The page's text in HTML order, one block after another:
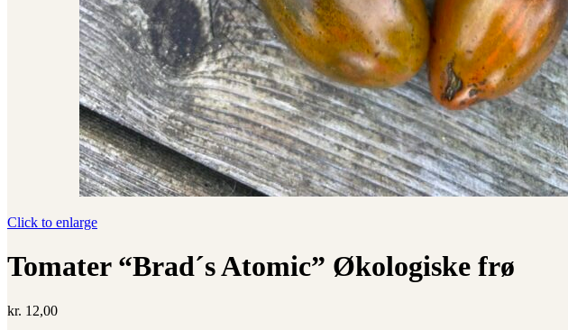
Click to enlarge
Tomater “Brad´s Atomic” Økologiske frø
kr. 12,00